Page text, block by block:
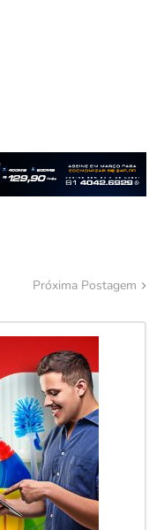
Próxima Postagem